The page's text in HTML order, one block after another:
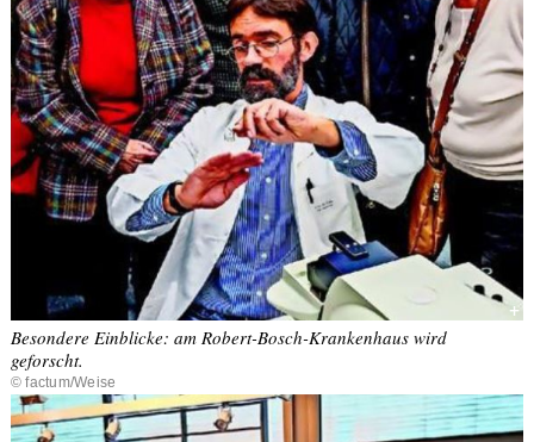
+
Besondere Einblicke: am Robert-Bosch-Krankenhaus wird
geforscht.
© factum/Weise